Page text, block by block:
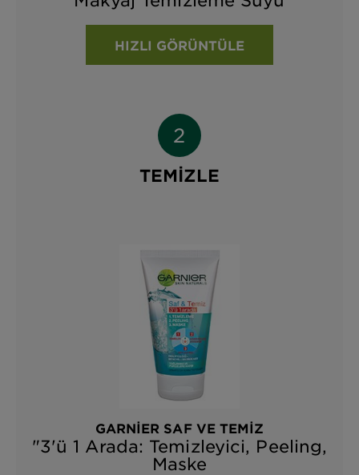
HIZLI GÖRÜNTÜLE
TEMİZLE
GARNIER SAF VE TEMIZ
"3'ü 1 Arada: Temizleyici, Peeling,
Maske